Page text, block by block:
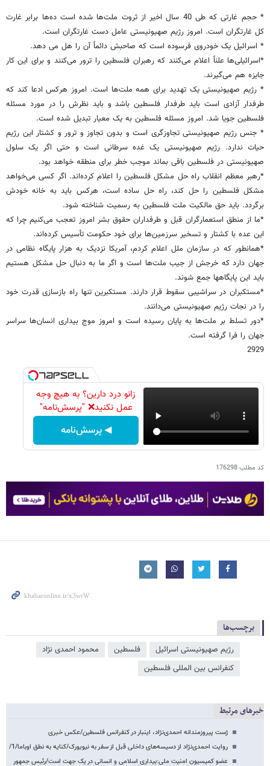
* حجم غارتی که طی 40 سال اخیر از ثروت‌ ملت‌ها شده است ده‌ها برابر غارت‌
کل غارتگران است. امروز رژیم صهیونیستی عامل دست غارتگران است.
* اسرائیل یک خودروی فرسوده است که صاحبش دائماً آن را هل می دهد.
*‌اسرائیلی‌ها علناً اعلام می‌کنند که رهبران فلسطین را ترور می‌کنند و برای این کار
جایزه هم می‌گیرند.
* رژیم صهیونیستی یک تهدید برای همه ملت‌ها است. امروز هرکس ادعا کند که
طرفدار آزادی است باید طرفدار فلسطین باشد و باید نظرش را در مورد مسئله
فلسطین جویا شد. امروز مسئله فلسطین به یک معیار تبدیل شده است.
* جنس رژیم صهیونیستی تجاوزگری است و بدون تجاوز و ترور و کشتار این رژیم
حیات ندارد. رژیم صهیونیستی یک غده سرطانی است و حتی اگر یک سلول
صهیونیستی در فلسطین باقی بماند موجب خطر برای منطقه خواهد بود.
*رهبر معظم انقلاب راه حل مشکل فلسطین را اعلام کرده‌اند. اگر کسی می‌خواهد
مشکل فلسطین را حل کند، راه حل ساده است، هرکس باید به خانه خودش
برگردد. باید حق مالکیت ملت فلسطین به رسمیت شناخته شود.
*ما از منطق استعمارگران قبل و طرفداران حقوق بشر امروز تعجب می‌کنیم چرا که
این عده با کشتار و تسخیر سرزمین‌ها برای خود حکومت تأسیس کرده‌اند.
*همانطور که در سازمان ملل اعلام کردم، آمریکا نزدیک به هزار پایگاه نظامی در
جهان دارد که خرجش از جیب ملت‌ها است و اگر ما به دنبال حل مشکل هستیم
باید این پایگاهها جمع شوند.
*مستکبران در سراشیبی سقوط قرار دارند. مستکبرین تنها راه بازسازی قدرت خود
را در نجات رژیم صهیونیستی می‌دانند.
*دور تسلط بر ملت‌ها به پایان رسیده است و امروز موج بیداری انسان‌ها سراسر
جهان را فرا گرفته است.
2929
زانو درد دارین؟ به هیچ وجه
عمل نکنید❌ "پرسش‌نامه"
◀ پرسش‌نامه
کد مطلب176298
برچسب‌ها
رژیم صهیونیستی اسرائیل فلسطین
محمود احمدی ‌نژاد
کنفرانس بین المللی فلسطین
خبرهای مرتبط
ژست پیروزمندانه احمدی‌نژاد، اینبار در کنفرانس فلسطین/عکس خبری
روایت احمدی‌نژاد از دسیسه‌های داخلی قبل از سفر به نیویورک/کنایه به نطق اوباما/1/
عضو کمیسیون امنیت ملی:بیداری اسلامی و انسانی در یک جهت است/رئیس جمهور